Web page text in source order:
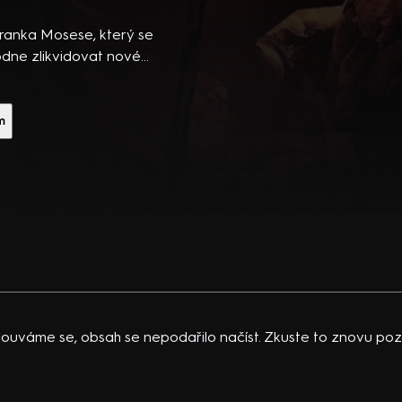
Mosese, který se
zlikvidovat nové
Režie R. Schwentke
se, obsah se nepodařilo načíst. Zkuste to znovu
do
od
i
v
určen